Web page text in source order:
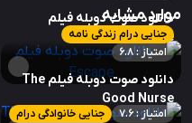
موارد مشابه
دانلود صوت دوبله فیلم
Escape
جنایی درام زندگی نامه
امتیاز : 6.8
دانلود صوت دوبله فیلم The
Good Nurse
جنایی خانوادگی درام امتیاز : 7.6